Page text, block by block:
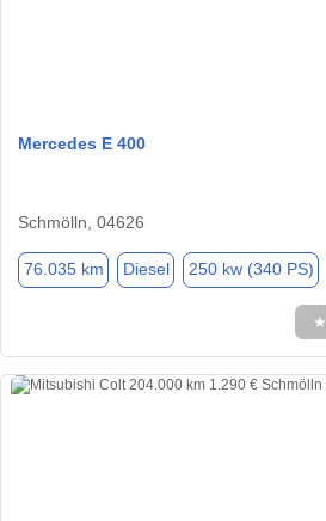
Mercedes E 400
Schmölln, 04626
76.035 km Diesel 250 kw (340 PS)
★